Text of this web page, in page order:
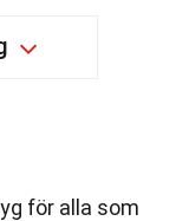
för alla som